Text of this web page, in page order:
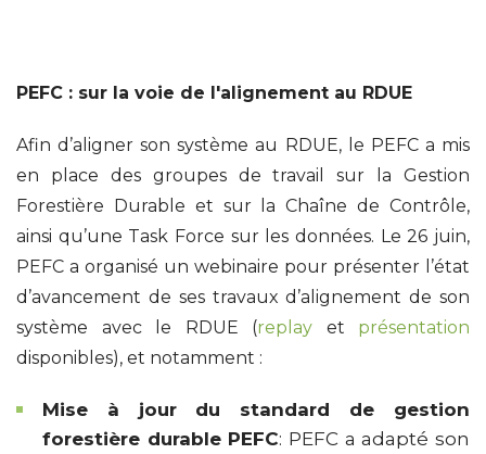
PEFC : sur la voie de l'alignement au RDUE
Afin d’aligner son système au RDUE, le PEFC a mis
en place des groupes de travail sur la Gestion
Forestière Durable et sur la Chaîne de Contrôle,
ainsi qu’une Task Force sur les données. Le 26 juin,
PEFC a organisé un webinaire pour présenter l’état
d’avancement de ses travaux d’alignement de son
système avec le RDUE (replay et présentation
disponibles), et notamment :
Mise à jour du standard de gestion
forestière durable PEFC: PEFC a adapté son